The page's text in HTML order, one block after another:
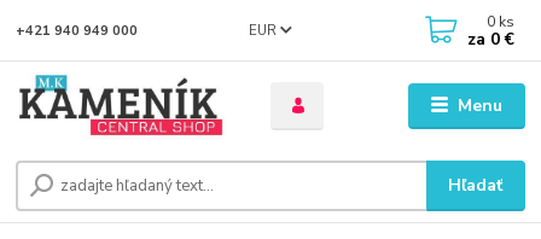
Menu
EUR
Hľadať
+421 940 949 000 0 ks
za 0 €